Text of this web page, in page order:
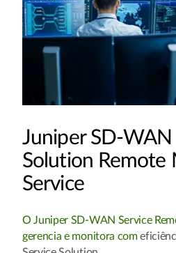
Juniper SD-WAN
Solution Remote
Service
O Juniper SD-WAN Service
gerencia e monitora com